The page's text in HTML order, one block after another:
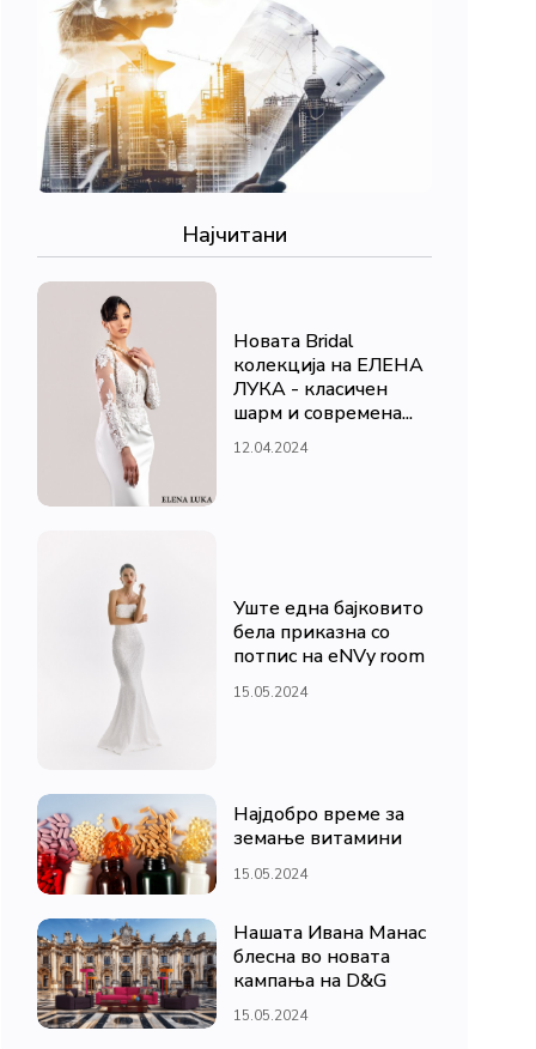
Најчитани
Новата Bridal
колекција на ЕЛЕНА
ЛУКА - класичен
шарм и современа...
12.04.2024
Уште една бајковито
бела приказна со
потпис на eNVy room
15.05.2024
Најдобро време за
земање витамини
15.05.2024
Нашата Ивана Манас
блесна во новата
кампања на D&G
15.05.2024